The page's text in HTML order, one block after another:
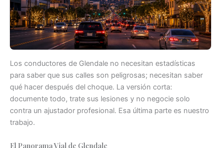
Los conductores de Glendale no necesitan estadísticas
para saber que sus calles son peligrosas; necesitan saber
qué hacer después del choque. La versión corta:
documente todo, trate sus lesiones y no negocie solo
contra un ajustador profesional. Esa última parte es nuestro
trabajo.
El Panorama Vial de Glendale